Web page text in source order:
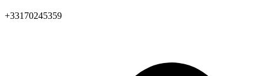
+33170245359